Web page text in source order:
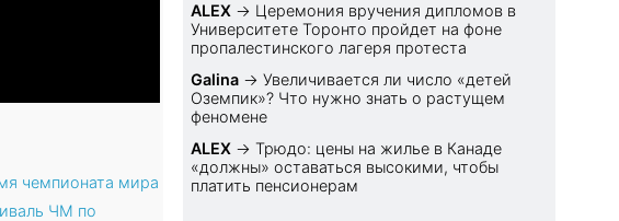
чемпионата мира
ЧМ по
ALEX → Церемония вручения дипломов в
Университете Торонто пройдет на фоне
пропалестинского лагеря протеста
Galina →Увеличивается ли число «детей
Оземпик»? Что нужно знать о растущем
феномене
ALEX →Трюдо: цены на жилье в Канаде
«должны» оставаться высокими, чтобы
платить пенсионерам